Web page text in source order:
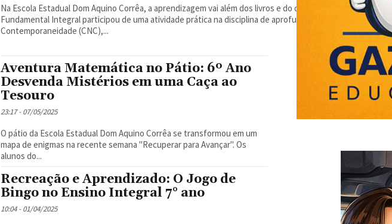
Na Escola Estadual Dom Aquino Corrêa, a aprendizagem vai além dos livros e do quadro. A turma do 6º A do
Fundamental Integral participou de uma atividade prática na disciplina de aprofundamentoCiências
Contemporaneidade (CNC),...
Aventura Matemática no Pátio: 6º Ano
Desvenda Mistérios em uma Caça ao
Tesouro
23:17 - 07/05/2025
O pátio da Escola Estadual Dom Aquino Corrêa se transformou em um
mapa de enigmas na recente semana "Recuperar para Avançar". Os
alunos do...
Recreação e Aprendizado: O Jogo de
Bingo no Ensino Integral 7° ano
10:04 - 01/04/2025